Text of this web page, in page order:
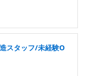
スタッフ/未経験O